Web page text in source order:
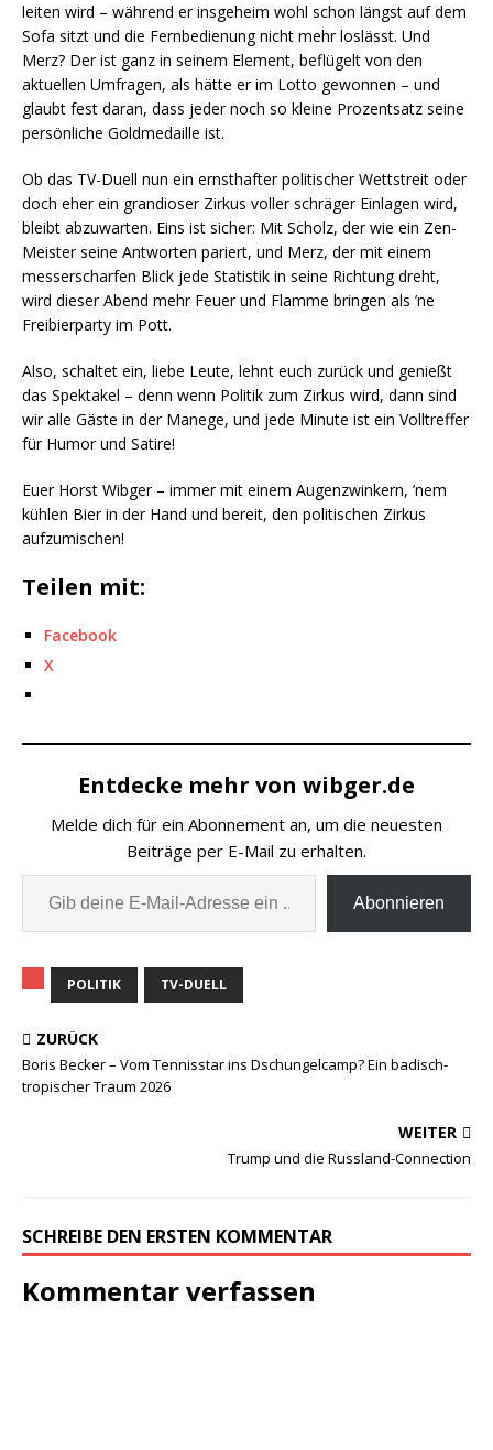
leiten wird – während er insgeheim wohl schon längst auf dem
Sofa sitzt und die Fernbedienung nicht mehr loslässt. Und
Merz? Der ist ganz in seinem Element, beflügelt von den
aktuellen Umfragen, als hätte er im Lotto gewonnen – und
glaubt fest daran, dass jeder noch so kleine Prozentsatz seine
persönliche Goldmedaille ist.
Ob das TV-Duell nun ein ernsthafter politischer Wettstreit oder
doch eher ein grandioser Zirkus voller schräger Einlagen wird,
bleibt abzuwarten. Eins ist sicher: Mit Scholz, der wie ein Zen-
Meister seine Antworten pariert, und Merz, der mit einem
messerscharfen Blick jede Statistik in seine Richtung dreht,
wird dieser Abend mehr Feuer und Flamme bringen als ’ne
Freibierparty im Pott.
Also, schaltet ein, liebe Leute, lehnt euch zurück und genießt
das Spektakel – denn wenn Politik zum Zirkus wird, dann sind
wir alle Gäste in der Manege, und jede Minute ist ein Volltreffer
für Humor und Satire!
Euer Horst Wibger – immer mit einem Augenzwinkern, ’nem
kühlen Bier in der Hand und bereit, den politischen Zirkus
aufzumischen!
Teilen mit:
Facebook
X
Entdecke mehr von wibger.de
Melde dich für ein Abonnement an, um die neuesten
Beiträge per E-Mail zu erhalten.
Abonnieren
POLITIK TV-DUELL
ZURÜCK
Boris Becker – Vom Tennisstar ins Dschungelcamp? Ein badisch-
tropischer Traum 2026
WEITER
Trump und die Russland-Connection
SCHREIBE DEN ERSTEN KOMMENTAR
Kommentar verfassen